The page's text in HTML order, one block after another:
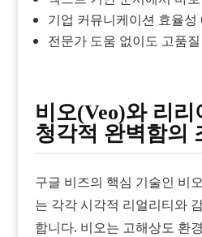
기업 커뮤니케이션 효율성
전문가 도움 없이도 고품
비오(Veo)와 리
청각적 완벽함의
구글 비즈의 핵심 기술인 비
는 각각 시각적 리얼리티와
합니다. 비오는 고해상도 환